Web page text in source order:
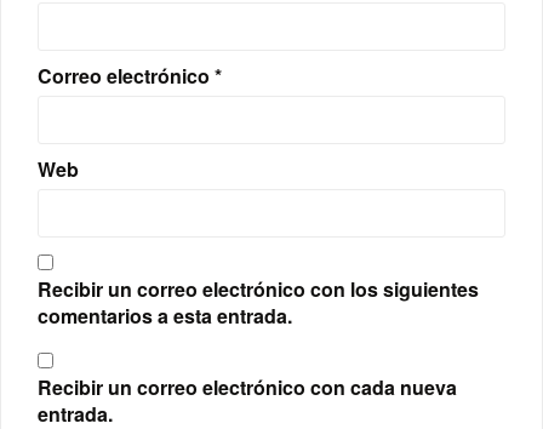
Correo electrónico *
Web
Recibir un correo electrónico con los siguientes
comentarios a esta entrada.
Recibir un correo electrónico con cada nueva
entrada.